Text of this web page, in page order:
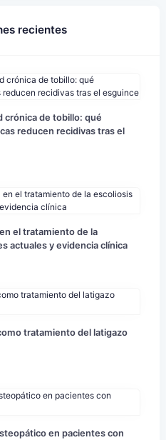
recientes
crónica de tobillo: qué
reducen recidivas tras el
el tratamiento de la
actuales y evidencia clínica
tratamiento del latigazo
en pacientes con